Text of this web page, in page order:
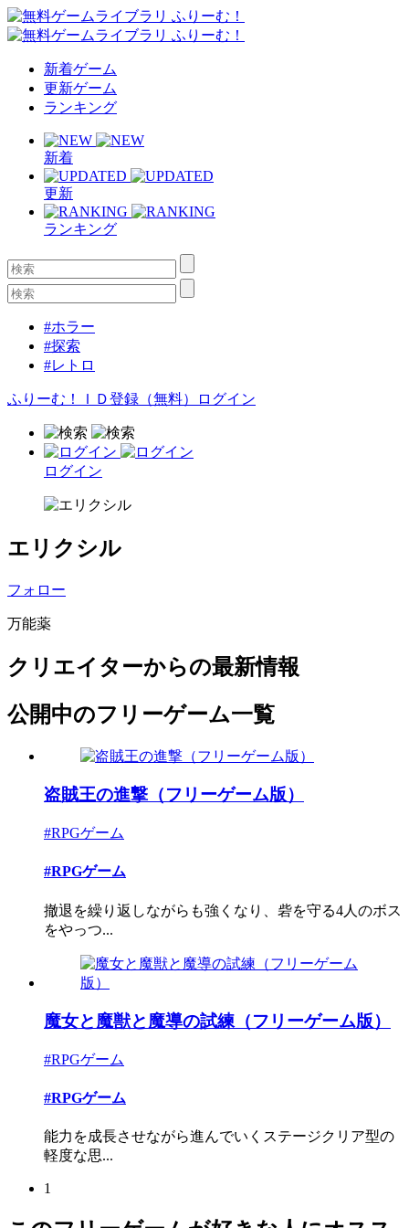
新着ゲーム
更新ゲーム
ランキング
新着
更新
ランキング
#ホラー
#探索
#レトロ
ふりーむ！ＩＤ登録（無料） ログイン
ログイン
エリクシル
フォロー
万能薬
クリエイターからの最新情報
公開中のフリーゲーム一覧
盗賊王の進撃（フリーゲーム版）
#RPGゲーム
#RPGゲーム
撤退を繰り返しながらも強くなり、砦を守る4人のボス
をやっつ...
魔女と魔獣と魔導の試練（フリーゲーム版）
#RPGゲーム
#RPGゲーム
能力を成長させながら進んでいくステージクリア型の
軽度な思...
1